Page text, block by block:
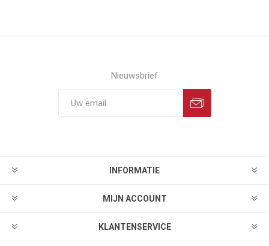
Nieuwsbrief
INFORMATIE
MIJN ACCOUNT
KLANTENSERVICE